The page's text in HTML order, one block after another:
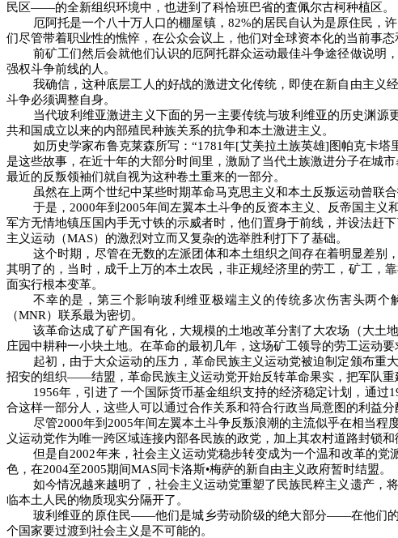
民区――的全新组织环境中，也进到了科恰班巴省的査佩尔古柯种植区。
厄阿托是一个八十万人口的棚屋镇， 82%的居民自认为是原住民，
们尽管带着职业性的憔悴，在公众会议上，他们对全球资本化的当前事
前矿工们然后会就他们认识的厄阿托群众运动最佳斗争途径做说明
强权斗争前线的人。
我确信，这种底层工人的好战的激进文化传统，即使在新自由主义
斗争必须调整自身。
当代玻利维亚激进主义下面的另一主要传统与玻利维亚的历史渊源
共和国成立以来的内部殖民种族关系的抗争和本土激进主义。
如历史学家布鲁克莱森所写：“1781年[艾美拉土族英雄] 图帕克卡塔
是这些故事，在近十年的大部分时间里，激励了当代土族激进分子在城市
最近的反叛领袖们就自视为这种卷土重来的一部分。
虽然在上两个世纪中某些时期革命马克思主义和本土反叛运动曾联
于是， 2000年到 2005年间左翼本土斗争的反资本主义、反帝国主义
军方无情地镇压国内手无寸铁的示威者时，他们置身于前线，并设法赶
主义运动（MAS）的激烈对立而又复杂的选举胜利打下了基础。
这个时期，尽管在无数的左派团体和本土组织之间存在着明显差
其明了的，当时，成千上万的本土农民，非正规经济里的劳工，矿工，
面实行根本变革。
不幸的是，第三个影响玻利维亚极端主义的传统多次伤害头两
（MNR）联系最为密切。
该革命达成了矿产国有化，大规模的土地改革分割了大农场（大土
庄园中耕种一小块土地。在革命的最初几年，这场矿工领导的劳工运动
起初，由于大众运动的压力，革命民族主义运动党被迫制定颁布重
招安的组织――结盟，革命民族主义运动党开始反转革命果实，把军队重
1956年，引进了一个国际货币基金组织支持的经济稳定计划，通过
合这样一部分人，这些人可以通过合作关系和符合行政当局意图的利益分
尽管2000年到 2005年间左翼本土斗争反叛浪潮的主流似乎在相当程
义运动党作为唯一跨区域连接内部各民族的政党，加上其农村道路封锁
但是自2002年来，社会主义运动党稳步转变成为一个温和改革的党
色，在2004至2005期间MAS同卡洛斯•梅萨的新自由主义政府暂时结盟。
如今情况越来越明了，社会主义运动党重塑了民族民粹主义遗产，
临本土人民的物质现实分隔开了。
玻利维亚的原住民――他们是城乡劳动阶级的绝大部分――在他们
个国家要过渡到社会主义是不可能的。